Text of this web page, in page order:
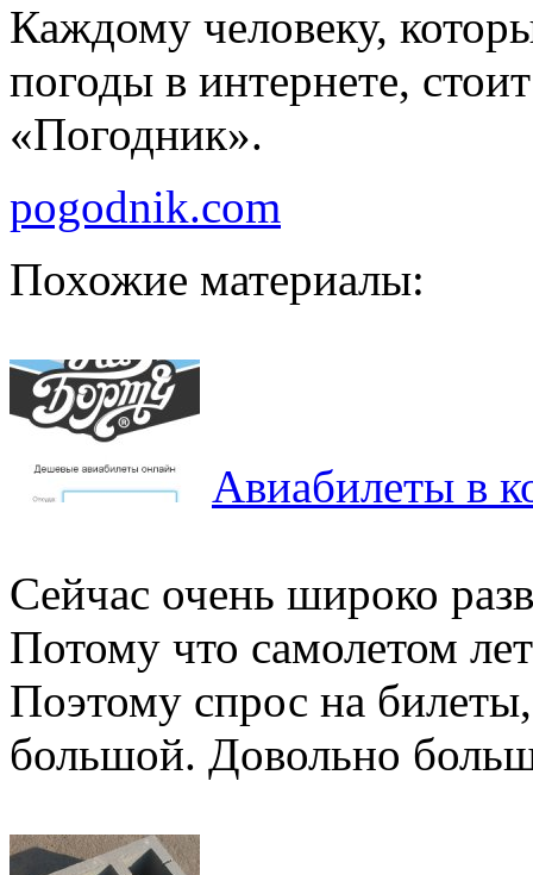
Каждому человеку,
погоды в интернете,
«Погодник».
pogodnik.com
Похожие материалы:
Авиабилеты в
Сейчас очень широко
Потому что самолетом
Поэтому спрос на
большой. Довольно